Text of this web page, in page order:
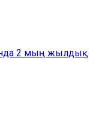
2 мың жылдық